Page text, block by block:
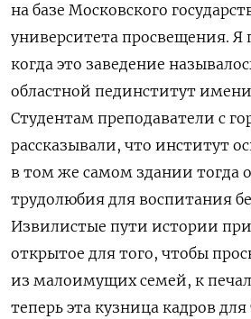
на базе Московского
университета просвещения.
когда это заведение
областной пединститут
Студентам преподаватели с
рассказывали, что институт
в том же самом здании тогда
трудолюбия для воспитания
Извилистые пути истории
открытое для того, чтобы
из малоимущих семей, к
теперь эта кузница кадров